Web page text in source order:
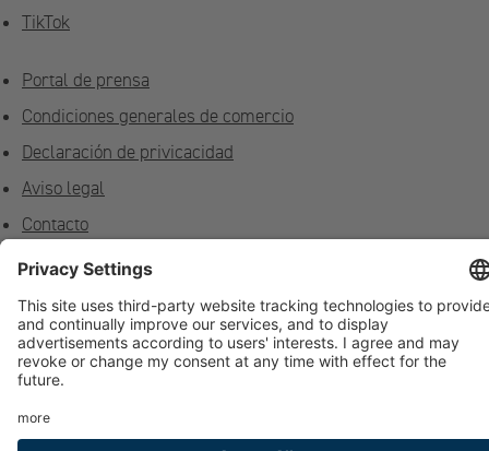
TikTok
Portal de prensa
Condiciones generales de comercio
Declaración de privicacidad
Aviso legal
Contacto
Privacidad
Feedback
Contacto in situ